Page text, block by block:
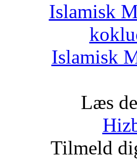
Islamisk
Islamisk
Læs
Tilmeld